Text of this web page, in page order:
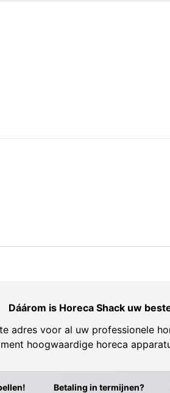
Dáárom is Horeca Shack uw
adres voor al uw professionele
hoogwaardige horeca
Betaling in termijnen?